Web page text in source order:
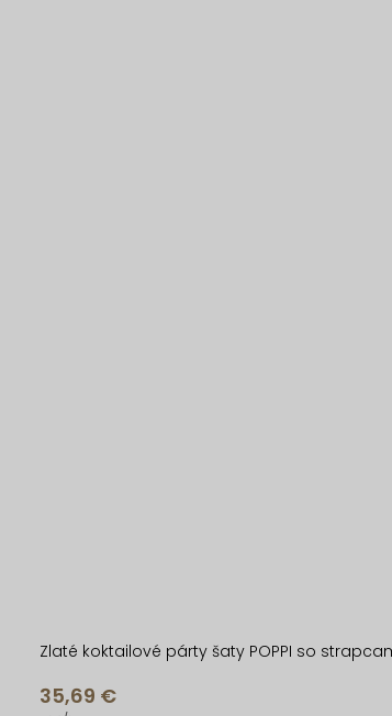
Zlaté koktailové párty šaty POPPI so
35,69 €